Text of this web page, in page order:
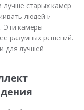
лучше старых камер
людей и
Эти камеры
разумных решений.
для лучшей